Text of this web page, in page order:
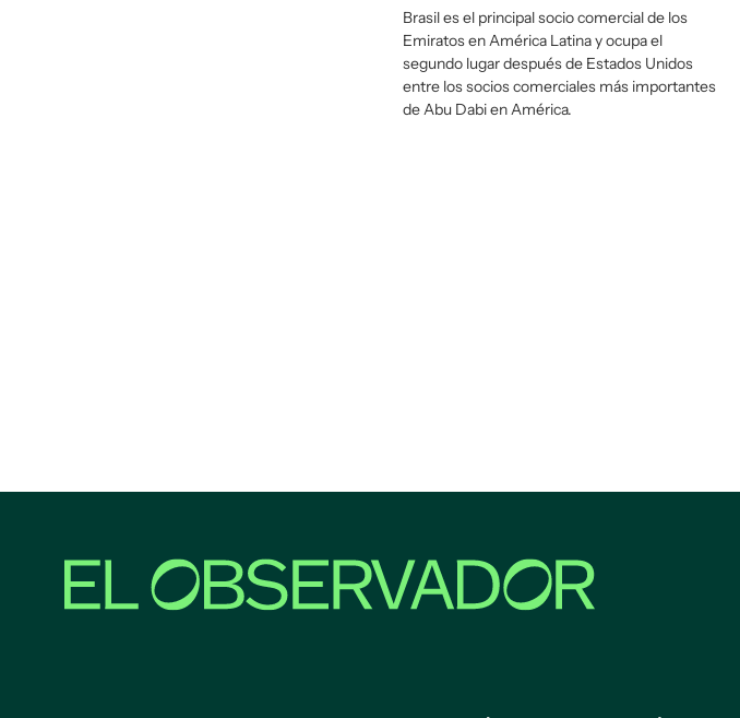
Brasil es el principal socio comercial de los
Emiratos en América Latina y ocupa el
segundo lugar después de Estados Unidos
entre los socios comerciales más importantes
de Abu Dabi en América.